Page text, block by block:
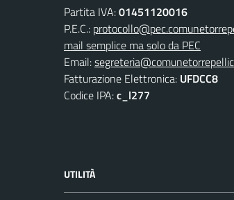
Partita IVA:01451120016
P.E.C.:
mail semplice ma solo da PEC
Email:
Fatturazione Elettronica: UFDCC8
Codice IPA:c_l277
UTILITÀ